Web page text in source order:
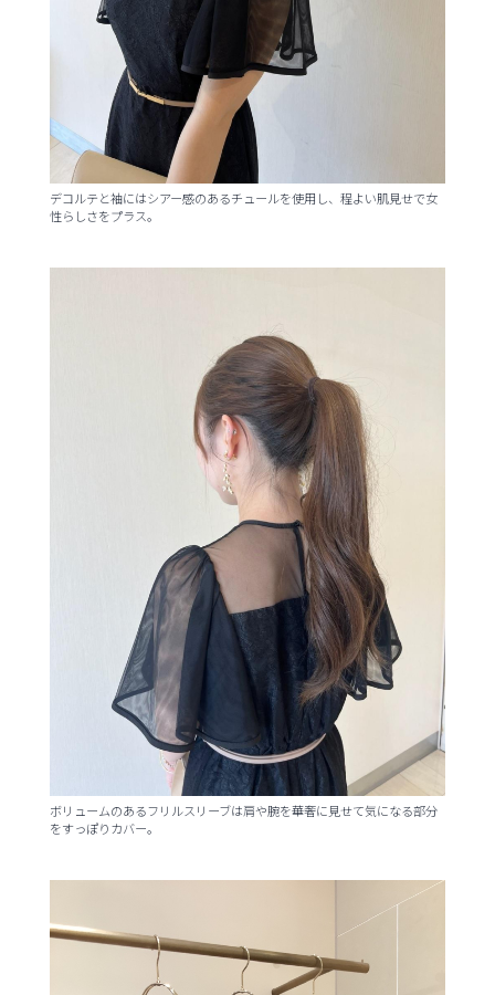
デコルテと袖にはシアー感のあるチュールを使用し、程よい肌見せで女
性らしさをプラス。
ボリュームのあるフリルスリーブは肩や腕を華奢に見せて気になる部分
をすっぽりカバー。